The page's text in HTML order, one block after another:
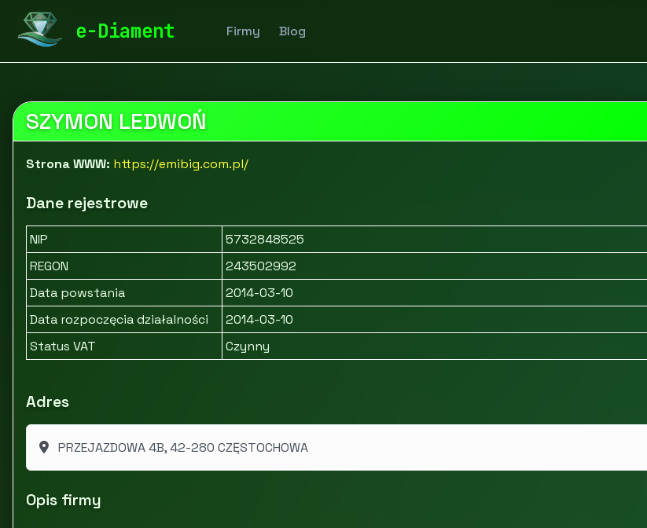
e-Diament Firmy Blog
diamentspa.pl Dom i ogród
SZYMON LEDWOŃ
Strona WWW: https://emibig.com.pl/
Dane rejestrowe
NIP
5732848525
REGON
243502992
Data powstania
2014-03-10
Data rozpoczęcia działalności
2014-03-10
Status VAT
Czynny
Adres
PRZEJAZDOWA 4B, 42-280 CZĘSTOCHOWA
Opis firmy